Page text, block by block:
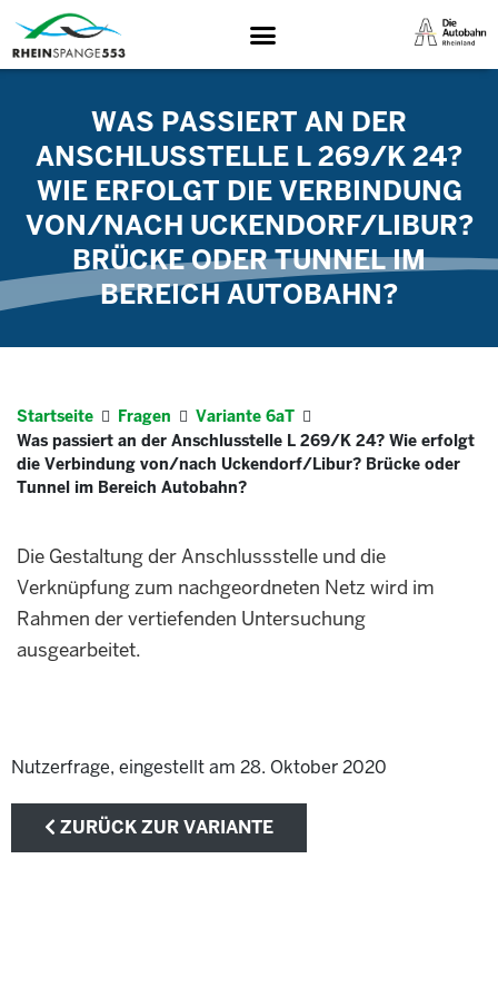
WAS PASSIERT AN DER
ANSCHLUSSTELLE L 269/K 24?
WIE ERFOLGT DIE VERBINDUNG
VON/NACH UCKENDORF/LIBUR?
BRÜCKE ODER TUNNEL IM
BEREICH AUTOBAHN?
Startseite Fragen
Variante 6aT
Was passiert an der Anschlusstelle L 269/K 24? Wie erfolgt
die Verbindung von/nach Uckendorf/Libur? Brücke oder
Tunnel im Bereich Autobahn?
Die Gestaltung der Anschlussstelle und die
Verknüpfung zum nachgeordneten Netz wird im
Rahmen der vertiefenden Untersuchung
ausgearbeitet.
Nutzerfrage, eingestellt am 28. Oktober 2020
ZURÜCK ZUR VARIANTE